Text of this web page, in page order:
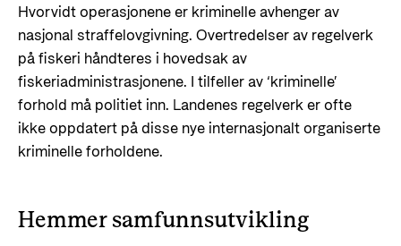
Hvorvidt operasjonene er kriminelle avhenger av
nasjonal straffelovgivning. Overtredelser av regelverk
på fiskeri håndteres i hovedsak av
fiskeriadministrasjonene. I tilfeller av ‘kriminelle’
forhold må politiet inn. Landenes regelverk er ofte
ikke oppdatert på disse nye internasjonalt organiserte
kriminelle forholdene.
Hemmer samfunnsutvikling